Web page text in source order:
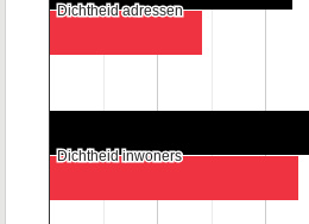
Dichtheid adressen
Dichtheid adressen
Dichtheid inwoners
Dichtheid inwoners